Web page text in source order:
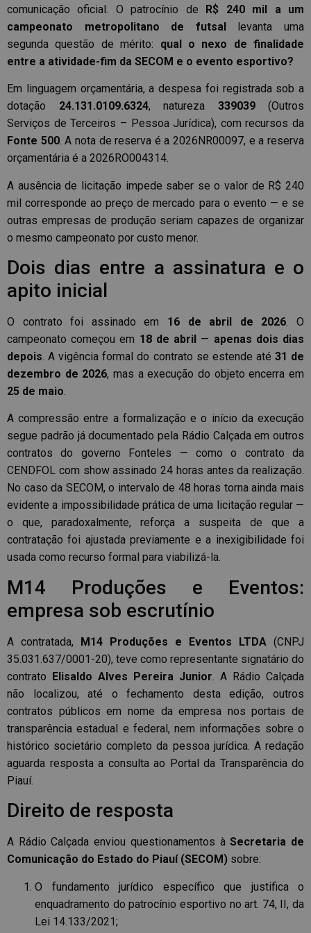
comunicação oficial. O patrocínio de R$ 240 mil a um
campeonato metropolitano de futsallevanta uma
segunda questão de mérito: qual o nexo de finalidade
entre a atividade-fim da SECOM e o evento esportivo?
Em linguagem orçamentária, a despesa foi registrada sob a
dotação 24.131.0109.6324, natureza 339039(Outros
Serviços de Terceiros – Pessoa Jurídica), com recursos da
Fonte 500. A nota de reserva é a 2026NR00097, e a reserva
orçamentária é a 2026RO004314.
A ausência de licitação impede saber se o valor de R$ 240
mil corresponde ao preço de mercado para o evento — e se
outras empresas de produção seriam capazes de organizar
o mesmo campeonato por custo menor.
Dois dias entre a assinatura e o
apito inicial
O contrato foi assinado em 16 de abril de 2026. O
campeonato começou em 18 de abril — apenas dois dias
depois. A vigência formal do contrato se estende até 31 de
dezembro de 2026, mas a execução do objeto encerra em
25 de maio.
A compressão entre a formalização e o início da execução
segue padrão já documentado pela Rádio Calçada em outros
contratos do governo Fonteles — como o contrato da
CENDFOL com show assinado 24 horas antes da realização.
No caso da SECOM, o intervalo de 48 horas torna ainda mais
evidente a impossibilidade prática de uma licitação regular —
o que, paradoxalmente, reforça a suspeita de que a
contratação foi ajustada previamente e a inexigibilidade foi
usada como recurso formal para viabilizá-la.
M14 Produções e Eventos:
empresa sob escrutínio
A contratada, M14 Produções e Eventos LTDA (CNPJ
35.031.637/0001-20), teve como representante signatário do
contrato Elisaldo Alves Pereira Junior . A Rádio Calçada
não localizou, até o fechamento desta edição, outros
contratos públicos em nome da empresa nos portais de
transparência estadual e federal, nem informações sobre o
histórico societário completo da pessoa jurídica. A redação
aguarda resposta a consulta ao Portal da Transparência do
Piauí.
Direito de resposta
A Rádio Calçada enviou questionamentos àSecretaria de
Comunicação do Estado do Piauí (SECOM) sobre:
O fundamento jurídico específico que justifica o
enquadramento do patrocínio esportivo no art. 74, II, da
Lei 14.133/2021;